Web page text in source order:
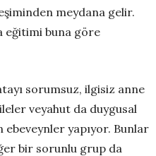
meydana gelir.
eğitimi buna göre
sorumsuz, ilgisiz anne
veyahut da duygusal
yapıyor. Bunlar
bir sorunlu grup da